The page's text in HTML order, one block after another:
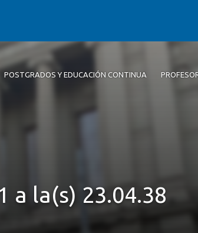
POSTGRADOS Y EDUCACIÓN CONTINUA
a la(s) 23.04.38